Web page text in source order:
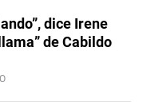
dice Irene
de Cabildo